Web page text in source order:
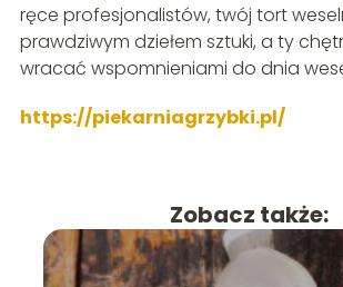
ręce profesjonalistów, twój tort
prawdziwym dziełem sztuki, a ty
wracać wspomnieniami do dnia
https://piekarniagrzybki.pl/
Zobacz także: